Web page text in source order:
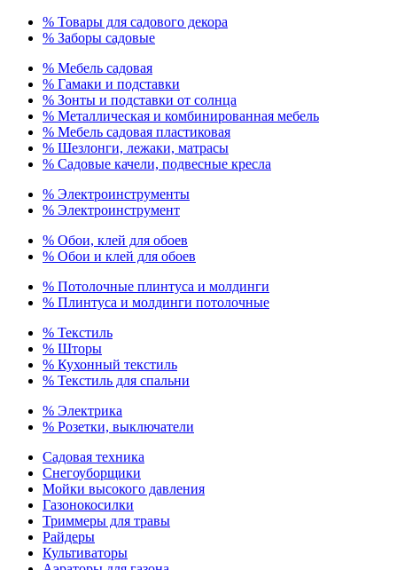
% Товары для садового декора
% Заборы садовые
% Мебель садовая
% Гамаки и подставки
% Зонты и подставки от солнца
% Металлическая и комбинированная мебель
% Мебель садовая пластиковая
% Шезлонги, лежаки, матрасы
% Садовые качели, подвесные кресла
% Электроинструменты
% Электроинструмент
% Обои, клей для обоев
% Обои и клей для обоев
% Потолочные плинтуса и молдинги
% Плинтуса и молдинги потолочные
% Текстиль
% Шторы
% Кухонный текстиль
% Текстиль для спальни
% Электрика
% Розетки, выключатели
Садовая техника
Снегоуборщики
Мойки высокого давления
Газонокосилки
Триммеры для травы
Райдеры
Культиваторы